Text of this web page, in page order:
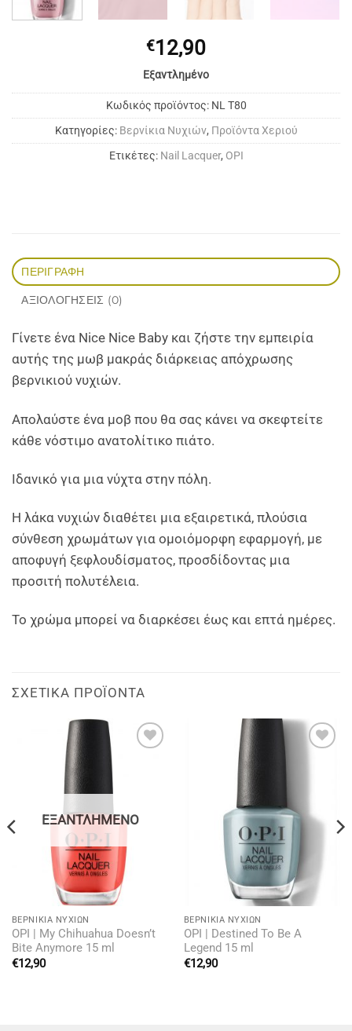
€12,90
Εξαντλημένο
Κωδικός προϊόντος: NL T80
Κατηγορίες: Bερνίκια Νυχιών, Προϊόντα Χεριού
Ετικέτες: Nail Lacquer, OPI
ΠΕΡΙΓΡΑΦΉ
ΑΞΙΟΛΟΓΉΣΕΙΣ (0)
Γίνετε ένα Nice Nice Baby και ζήστε την εμπειρία
αυτής της μωβ μακράς διάρκειας απόχρωσης
βερνικιού νυχιών.
Απολαύστε ένα μοβ που θα σας κάνει να σκεφτείτε
κάθε νόστιμο ανατολίτικο πιάτο.
Ιδανικό για μια νύχτα στην πόλη.
Η λάκα νυχιών διαθέτει μια εξαιρετικά, πλούσια
σύνθεση χρωμάτων για ομοιόμορφη εφαρμογή, με
αποφυγή ξεφλουδίσματος, προσδίδοντας μια
προσιτή πολυτέλεια.
Το χρώμα μπορεί να διαρκέσει έως και επτά ημέρες.
ΣΧΕΤΙΚΆ ΠΡΟΪΌΝΤΑ
ΕΞΑΝΤΛΗΜΈΝΟ
BΕΡΝΊΚΙΑ ΝΥΧΙΏΝ
OPI | My Chihuahua Doesn’t
Bite Anymore 15 ml
€12,90
BΕΡΝΊΚΙΑ ΝΥΧΙΏΝ
OPI | Destined To Be A
Legend 15 ml
€12,90